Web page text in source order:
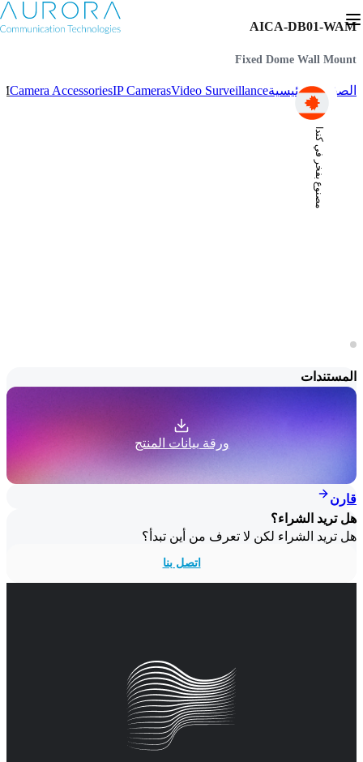
مصنوع بفخر في كندا
AICA-DB01-WAM
Fixed Dome Wall Mount
الصفحة الرئيسيةVideo Surveillance
IP Cameras
Camera Accessories
المستندات
ورقة بيانات المنتج
قارن
هل تريد الشراء؟
هل تريد الشراء لكن لا تعرف من أين تبدأ؟
اتصل بنا